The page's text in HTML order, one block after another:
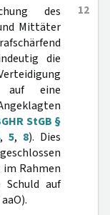
12
des
Mittäter
die
auf eine
StGB §
,5, 8). Dies
Rahmen
Schuld auf